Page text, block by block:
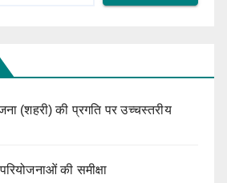
(शहरी) की प्रगति पर उच्चस्तरीय
की समीक्षा